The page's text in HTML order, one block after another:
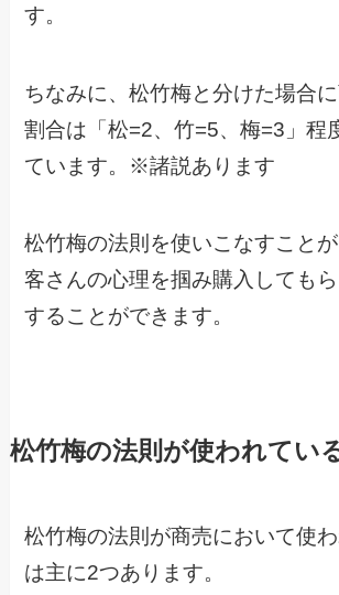
す。
ちなみに、松竹梅と分けた場合
割合は「松=2、竹=5、梅=3」程
ています。※諸説あります
松竹梅の法則を使いこなすこと
客さんの心理を掴み購入しても
することができます。
松竹梅の法則が使われてい
松竹梅の法則が商売において使
は主に2つあります。